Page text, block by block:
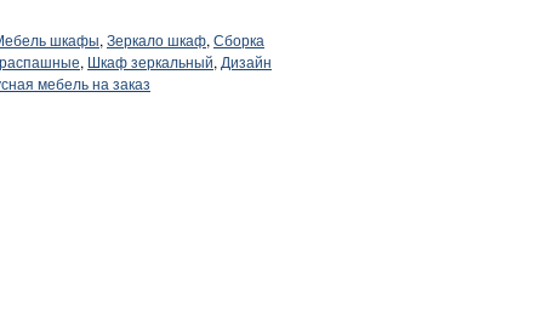
шкафы, Зеркало шкаф, Сборка
, Шкаф зеркальный, Дизайн
мебель на заказ